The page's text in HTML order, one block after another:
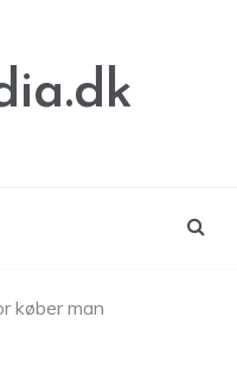
køber man